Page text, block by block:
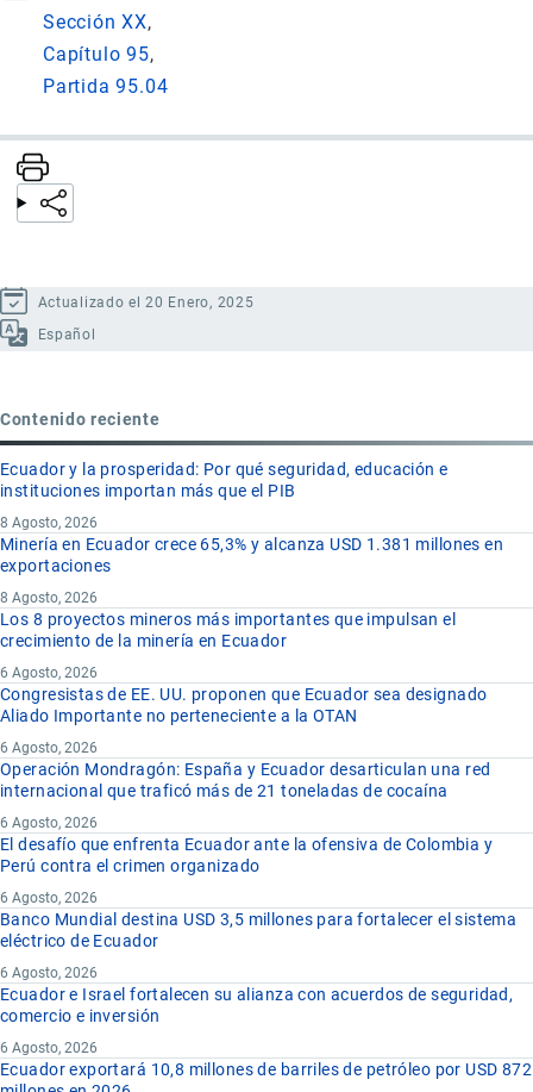
Sección XX
Capítulo 95
Partida 95.04
Actualizado el 20 Enero, 2025
Español
Contenido reciente
Ecuador y la prosperidad: Por qué seguridad, educación e
instituciones importan más que el PIB
8 Agosto, 2026
Minería en Ecuador crece 65,3% y alcanza USD 1.381 millones en
exportaciones
8 Agosto, 2026
Los 8 proyectos mineros más importantes que impulsan el
crecimiento de la minería en Ecuador
6 Agosto, 2026
Congresistas de EE. UU. proponen que Ecuador sea designado
Aliado Importante no perteneciente a la OTAN
6 Agosto, 2026
Operación Mondragón: España y Ecuador desarticulan una red
internacional que traficó más de 21 toneladas de cocaína
6 Agosto, 2026
El desafío que enfrenta Ecuador ante la ofensiva de Colombia y
Perú contra el crimen organizado
6 Agosto, 2026
Banco Mundial destina USD 3,5 millones para fortalecer el sistema
eléctrico de Ecuador
6 Agosto, 2026
Ecuador e Israel fortalecen su alianza con acuerdos de seguridad,
comercio e inversión
6 Agosto, 2026
Ecuador exportará 10,8 millones de barriles de petróleo por USD 872